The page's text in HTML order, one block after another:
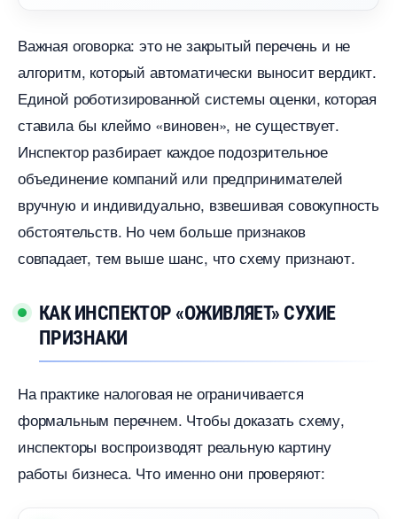
ажная оговорка: это не закрытый перечень и не
алгоритм, который автоматически выносит вердикт.
Единой роботизированной системы оценки, которая
ставила бы клеймо «виновен», не существует.
Инспектор разбирает каждое подозрительное
объединение компаний или предпринимателей
ручную и индивидуально, взвешивая совокупность
обстоятельств. Но чем больше признако
совпадает, тем выше шанс, что схему признают.
КАК ИНСПЕКТОР «ОЖИВЛЯЕТ» СУХИЕ
ПРИЗНАКИ
На практике налоговая не ограничивается
формальным перечнем. Чтобы доказать схему,
инспекторы воспроизводят реальную картину
работы бизнеса. Что именно они проверяют: